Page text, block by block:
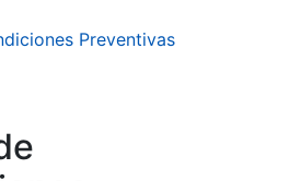
Preventivas